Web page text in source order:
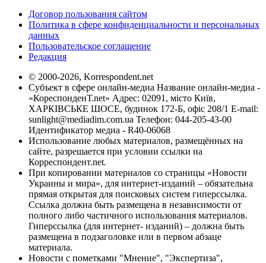
Договор пользования сайтом
Политика в сфере конфиденциальности и персональных
данных
Пользовательское соглашение
Редакция
© 2000-2026, Korrespondent.net
Субъект в сфере онлайн-медиа Название онлайн-медиа -
«КореспонденТ.net» Адрес: 02091, місто Київ,
ХАРКІВСЬКЕ ШОСЕ, будинок 172-Б, офіс 208/1 E-mail:
sunlight@mediadim.com.ua Телефон: 044-205-43-00
Идентификатор медиа - R40-06068
Использование любых материалов, размещённых на
сайте, разрешается при условии ссылки на
Корреспондент.net.
При копировании материалов со страницы «Новости
Украины и мира», для интернет-изданий – обязательна
прямая открытая для поисковых систем гиперссылка.
Ссылка должна быть размещена в независимости от
полного либо частичного использования материалов.
Гиперссылка (для интернет- изданий) – должна быть
размещена в подзаголовке или в первом абзаце
материала.
Новости с пометками "Мнение", "Экспертиза",